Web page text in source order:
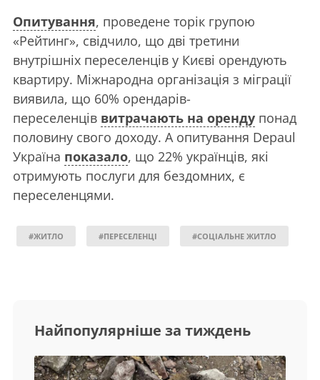
Опитування, проведене торік групою
«Рейтинг», свідчило, що дві третини
внутрішніх переселенців у Києві орендують
квартиру. Міжнародна організація з міграції
виявила, що 60% орендарів-
переселенців витрачають на оренду понад
половину свого доходу. А опитування Depaul
Україна показало, що 22% українців, які
отримують послуги для бездомних, є
переселенцями.
#ЖИТЛО #ПЕРЕСЕЛЕНЦІ #СОЦІАЛЬНЕ ЖИТЛО
Найпопулярніше за тиждень